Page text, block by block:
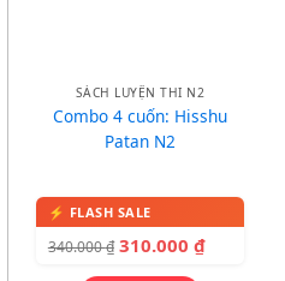
SÁCH LUYỆN THI N2
Combo 4 cuốn: Hisshu
Patan N2
340.000₫ 310.000 ₫